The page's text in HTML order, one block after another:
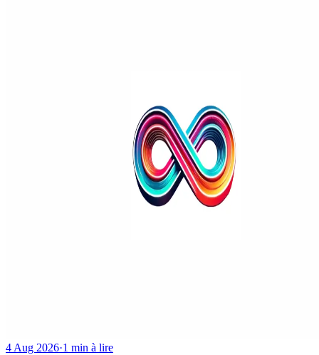
4 Aug 2026·1 min à lire